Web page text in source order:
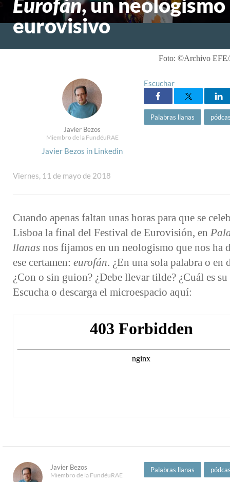
Eurofán, un neologismo
eurovisivo
Foto: ©Archivo EFE/
Javier Bezos
Miembro de la FundéuRAE
Javier Bezos in Linkedin
Escuchar
Palabras llanas
Viernes, 11 de mayo de 2018
Cuando apenas faltan unas horas para que se
Lisboa la final del Festival de Eurovisión, en
llanas nos fijamos en un neologismo que nos ha
ese certamen: eurofán. ¿En una sola palabra o en
¿Con o sin guion? ¿Debe llevar tilde? ¿Cuál es
Escucha o descarga el microespacio aquí:
Javier Bezos
Miembro de la FundéuRAE
Palabras llanas